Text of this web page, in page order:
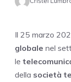
Il 25 marzo
globale nel
le
della società